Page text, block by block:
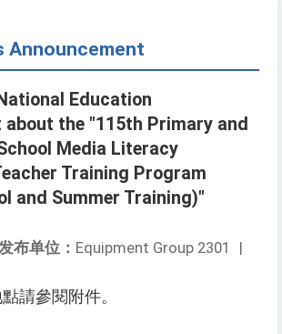
Announcement
Education
about the "115th Primary and
Media Literacy
Training Program
and Summer Training)"
布单位： Equipment Group 2301 |
請參閱附件。